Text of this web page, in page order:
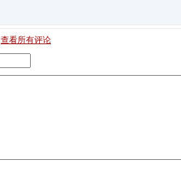
查看所有评论